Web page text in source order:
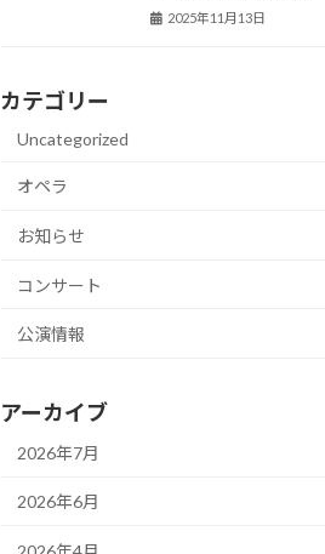
2025年11月13日
カテゴリー
Uncategorized
オペラ
お知らせ
コンサート
公演情報
アーカイブ
2026年7月
2026年6月